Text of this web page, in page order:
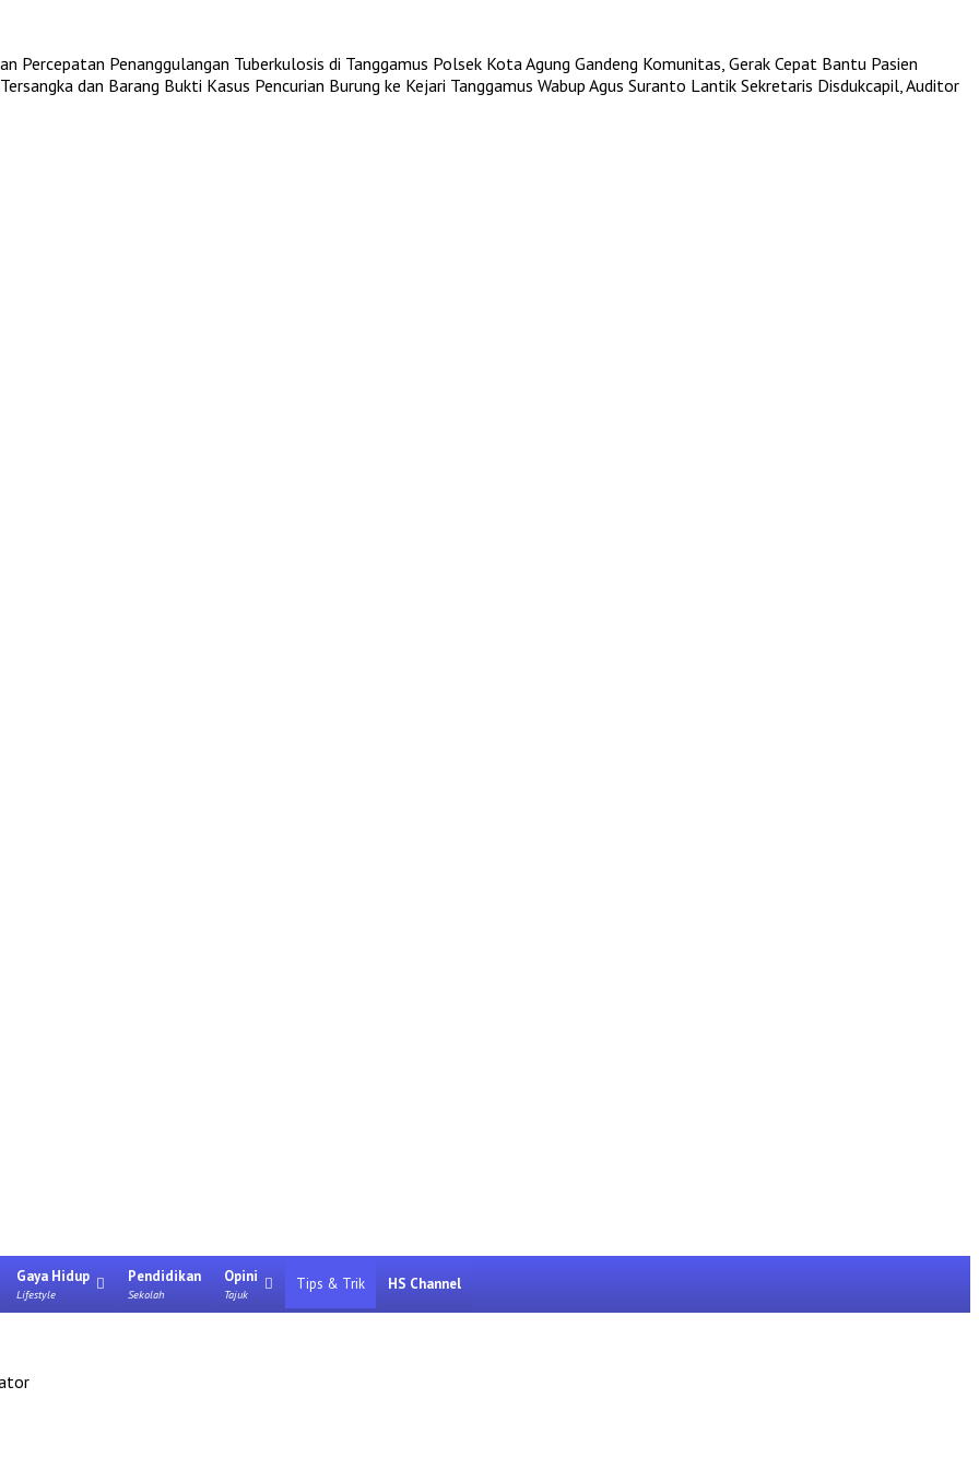
Percepatan Penanggulangan Tuberkulosis di Tanggamus Polsek Kota Agung Gandeng Komunitas, Gerak Cepat Bantu Pasien
dan Barang Bukti Kasus Pencurian Burung ke Kejari Tanggamus Wabup Agus Suranto Lantik Sekretaris Disdukcapil, Auditor
Gaya Hidup
Lifestyle
Pendidikan
Sekolah
Opini
Tajuk
Tips & Trik HS Channel